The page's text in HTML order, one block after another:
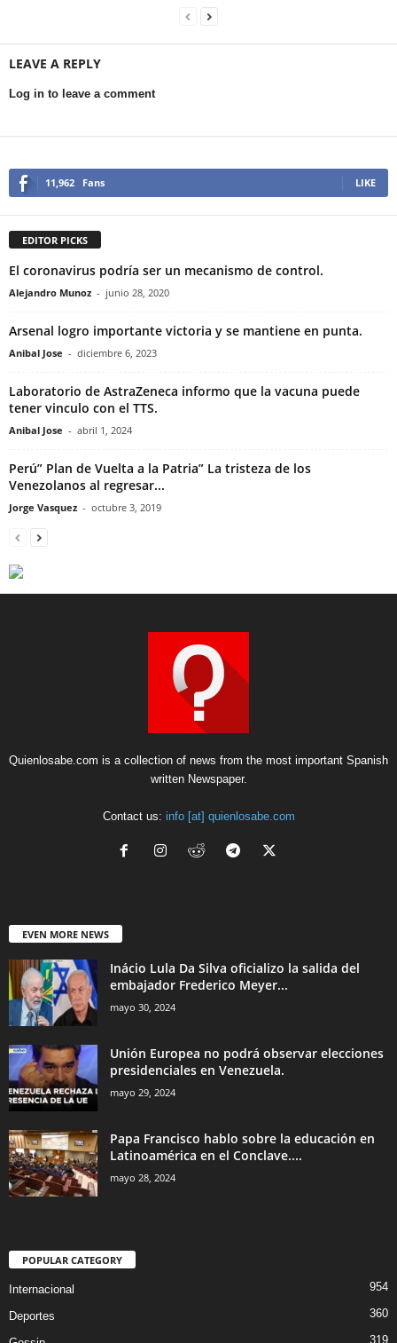
LEAVE A REPLY
Log in to leave a comment
11,962 Fans LIKE
EDITOR PICKS
El coronavirus podría ser un mecanismo de control.
Alejandro Munoz - junio 28, 2020
Arsenal logro importante victoria y se mantiene en punta.
Anibal Jose - diciembre 6, 2023
Laboratorio de AstraZeneca informo que la vacuna puede
tener vinculo con el TTS.
Anibal Jose - abril 1, 2024
Perú” Plan de Vuelta a la Patria” La tristeza de los
Venezolanos al regresar...
Jorge Vasquez - octubre 3, 2019
Quienlosabe.com is a collection of news from the most important Spanish
written Newspaper.
Contact us: info [at] quienlosabe.com
EVEN MORE NEWS
Inácio Lula Da Silva oficializo la salida del
embajador Frederico Meyer...
mayo 30, 2024
Unión Europea no podrá observar elecciones
presidenciales en Venezuela.
mayo 29, 2024
Papa Francisco hablo sobre la educación en
Latinoamérica en el Conclave....
mayo 28, 2024
POPULAR CATEGORY
Internacional 954
Deportes 360
319